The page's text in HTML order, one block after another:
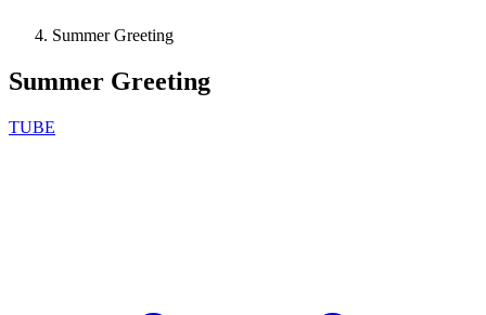
Summer Greeting
Summer Greeting
TUBE